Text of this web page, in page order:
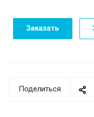
Заказать
Поделиться